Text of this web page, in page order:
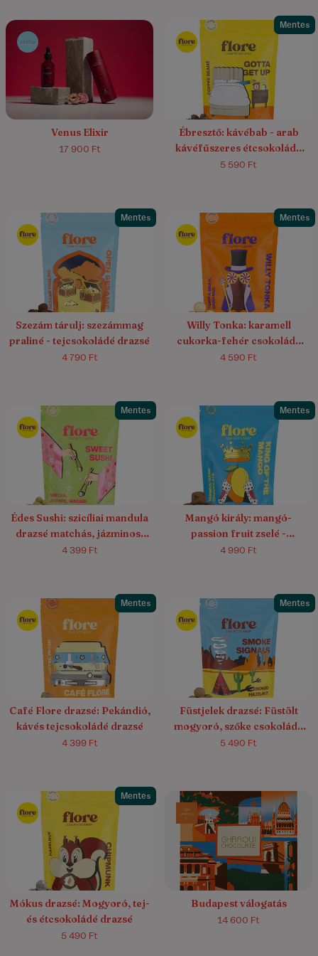
Venus Elixir
17 900 Ft
Mentes
Ébresztő: kávébab - arab
kávéfűszeres étcsokoládé
drazsé
5 590 Ft
Mentes
Szezám tárulj: szezámmag
praliné - tejcsokoládé drazsé
4 790 Ft
Mentes
Willy Tonka: karamell
cukorka-fehér csokoládé
drazsé tonkababbal,
4 590 Ft
Mentes
Édes Sushi: szicíliai mandula
drazsé matchás, jázminos,
wasabis fehércsokoládéban
4 399 Ft
Mentes
5.0/5 (1)
Mangó király: mangó-
passion fruit zselé -
étcsokoládé drazsé
4 990 Ft
Mentes
Café Flore drazsé: Pekándió,
kávés tejcsokoládé drazsé
4 399 Ft
Mentes
Füstjelek drazsé: Füstölt
mogyoró, szőke csokoládé
drazsé
5 490 Ft
Mentes
Mókus drazsé: Mogyoró, tej-
és étcsokoládé drazsé
5 490 Ft
Budapest válogatás
14 600 Ft